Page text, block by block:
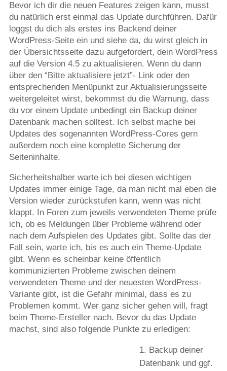
Bevor ich dir die neuen Features zeigen kann, musst
du natürlich erst einmal das Update durchführen. Dafür
loggst du dich als erstes ins Backend deiner
WordPress-Seite ein und siehe da, du wirst gleich in
der Übersichtsseite dazu aufgefordert, dein WordPress
auf die Version 4.5 zu aktualisieren. Wenn du dann
über den “Bitte aktualisiere jetzt”- Link oder den
entsprechenden Menüpunkt zur Aktualisierungsseite
weitergeleitet wirst, bekommst du die Warnung, dass
du vor einem Update unbedingt ein Backup deiner
Datenbank machen solltest. Ich selbst mache bei
Updates des sogenannten WordPress-Cores gern
außerdem noch eine komplette Sicherung der
Seiteninhalte.
Sicherheitshalber warte ich bei diesen wichtigen
Updates immer einige Tage, da man nicht mal eben die
Version wieder zurückstufen kann, wenn was nicht
klappt. In Foren zum jeweils verwendeten Theme prüfe
ich, ob es Meldungen über Probleme während oder
nach dem Aufspielen des Updates gibt. Sollte das der
Fall sein, warte ich, bis es auch ein Theme-Update
gibt. Wenn es scheinbar keine öffentlich
kommunizierten Probleme zwischen deinem
verwendeten Theme und der neuesten WordPress-
Variante gibt, ist die Gefahr minimal, dass es zu
Problemen kommt. Wer ganz sicher gehen will, fragt
beim Theme-Ersteller nach. Bevor du das Update
machst, sind also folgende Punkte zu erledigen:
Backup deiner
Datenbank und ggf.